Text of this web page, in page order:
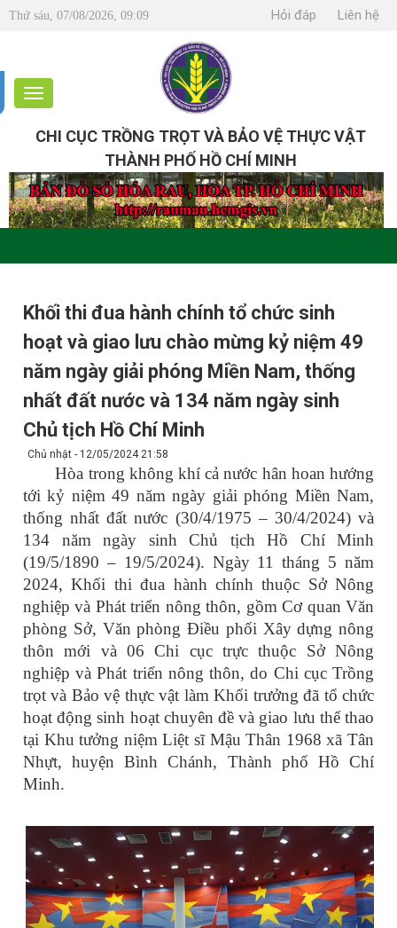
Thứ sáu, 07/08/2026, 09:09 Hỏi đáp Liên hệ
CHI CỤC TRỒNG TRỌT VÀ BẢO VỆ THỰC VẬT
THÀNH PHỐ HỒ CHÍ MINH
Khối thi đua hành chính tổ chức sinh
hoạt và giao lưu chào mừng kỷ niệm 49
năm ngày giải phóng Miền Nam, thống
nhất đất nước và 134 năm ngày sinh
Chủ tịch Hồ Chí Minh
Chủ nhật - 12/05/2024 21:58
Hòa trong không khí cả nước hân hoan hướng
tới kỷ niệm 49 năm ngày giải phóng Miền Nam,
thống nhất đất nước (30/4/1975 – 30/4/2024) và
134 năm ngày sinh Chủ tịch Hồ Chí Minh
(19/5/1890 – 19/5/2024). Ngày 11 tháng 5 năm
2024, Khối thi đua hành chính thuộc Sở Nông
nghiệp và Phát triển nông thôn, gồm Cơ quan Văn
phòng Sở, Văn phòng Điều phối Xây dựng nông
thôn mới và 06 Chi cục trực thuộc Sở Nông
nghiệp và Phát triển nông thôn, do Chi cục Trồng
trọt và Bảo vệ thực vật làm Khối trưởng đã tổ chức
hoạt động sinh hoạt chuyên đề và giao lưu thể thao
tại Khu tưởng niệm Liệt sĩ Mậu Thân 1968 xã Tân
Nhựt, huyện Bình Chánh, Thành phố Hồ Chí
Minh.